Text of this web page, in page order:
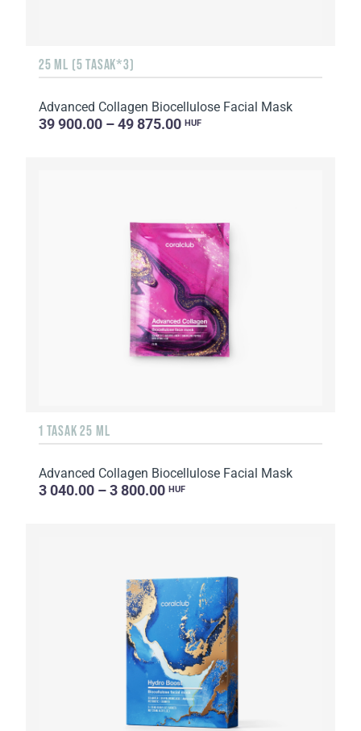
25 ML (5 TASAK*3)
Advanced Collagen Biocellulose Facial Mask
39 900.00 – 49 875.00 HUF
1 TASAK 25 ML
Advanced Collagen Biocellulose Facial Mask
3 040.00 – 3 800.00 HUF